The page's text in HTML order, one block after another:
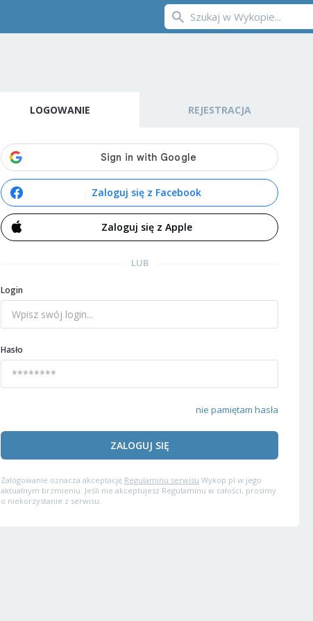
LOGOWANIE REJESTRACJA
Zaloguj się z Facebook
Zaloguj się z Apple
LUB
Login
Hasło
nie pamiętam hasła
ZALOGUJ SIĘ
Zalogowanie oznacza akceptację Regulaminu serwisu Wykop.pl w jego
aktualnym brzmieniu. Jeśli nie akceptujesz Regulaminu w całości, prosimy
o niekorzystanie z serwisu.